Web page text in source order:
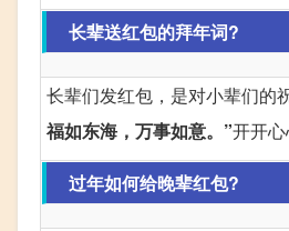
长辈送红包的拜年词?
长辈们发红包，是对小辈们的
福如东海，万事如意。”开开心
过年如何给晚辈红包?